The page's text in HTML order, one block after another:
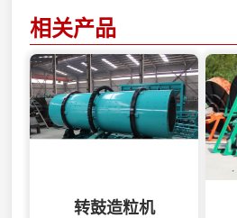
相关产品
转鼓造粒机